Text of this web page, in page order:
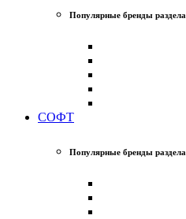
Популярные бренды раздела
СОФТ
Популярные бренды раздела